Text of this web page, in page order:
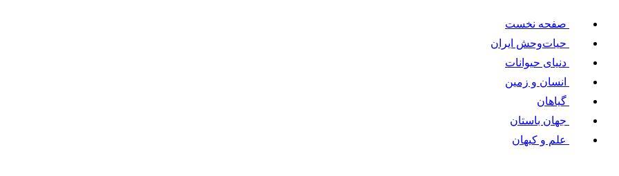
صفحه نخست
حیات‌وحش ایران
دنیای حیوانات
انسان و زمین
گیاهان
جهان باستان
علم و کیهان